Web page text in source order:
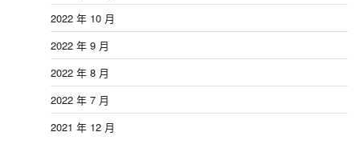
2022 年 10 月
2022 年 9 月
2022 年 8 月
2022 年 7 月
2021 年 12 月